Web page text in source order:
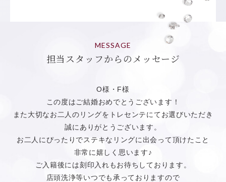
MESSAGE
担当スタッフからのメッセージ
O様・F様
この度はご結婚おめでとうございます！
また大切なお二人のリングをトレセンテにてお選びいただき
誠にありがとうございます。
お二人にぴったりでステキなリングに出会って頂けたこと
非常に嬉しく思います♪
ご入籍後には刻印入れもお待ちしております。
店頭洗浄等いつでも承っておりますので